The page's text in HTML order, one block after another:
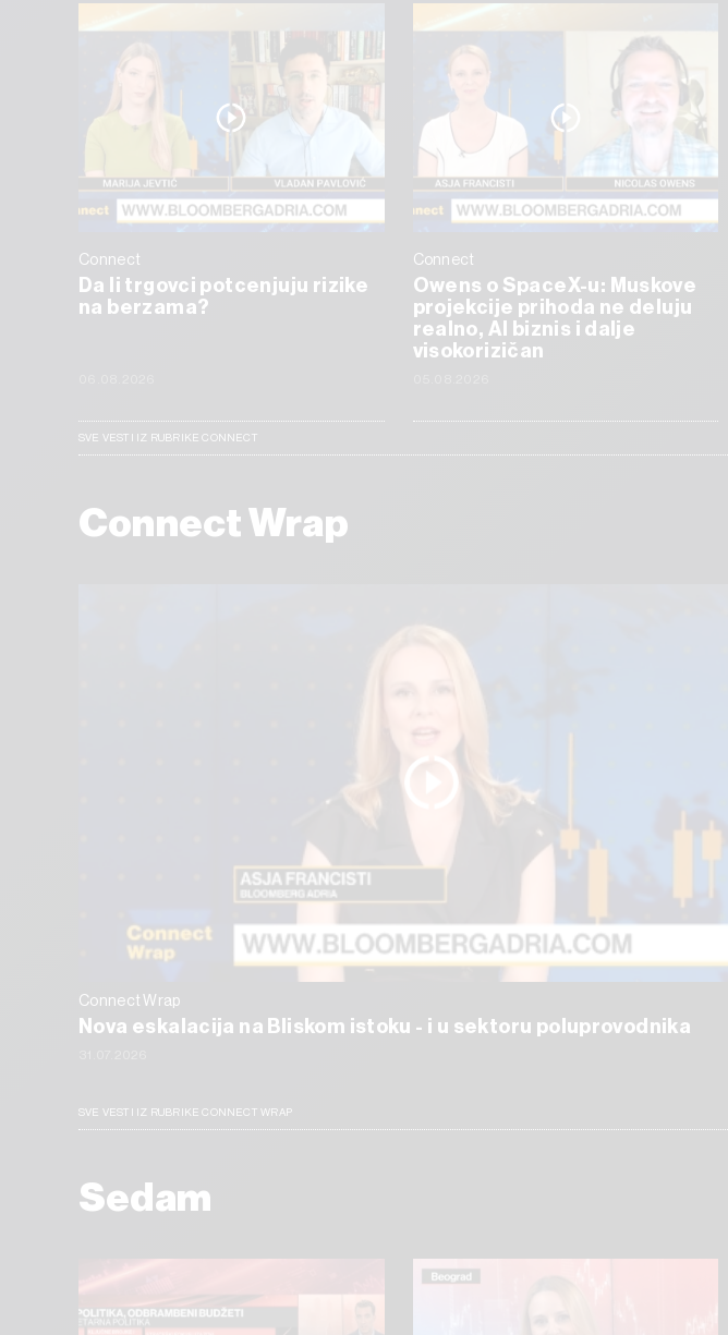
Connect
Da li trgovci potcenjuju rizike
na berzama?
Connect
Owens o SpaceX-u: Muskove
projekcije prihoda ne deluju
realno, AI biznis i dalje
visokorizičan
SVE VESTI IZ RUBRIKE CONNECT
Connect Wrap
Connect Wrap
Nova eskalacija na Bliskom istoku - i u sektoru poluprovodnika
SVE VESTI IZ RUBRIKE CONNECT WRAP
Sedam